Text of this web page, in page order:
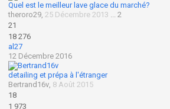
Quel est le meilleur lave glace du marché?
theroro29,25 Décembre 2013 ... 2
21
18 276
al27
12 Décembre 2016
detailing et prépa à l'étranger
Bertrand16v, 8 Août 2015
18
1 973